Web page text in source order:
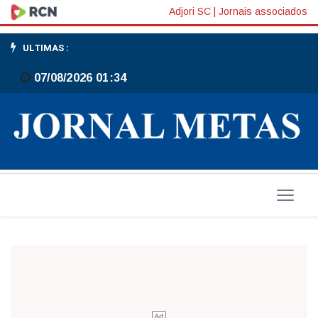
Lei
da
Terceirização
provoca
muita
polêmica
Adjori SC Jornais associados
ULTIMAS :
07/08/2026 01:34